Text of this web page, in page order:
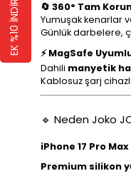
🔄 360° Tam
Yumuşak kenarlar
Günlük darbelere,
⚡ MagSafe
Dahili manyetik
Kablosuz şarj
🔹 Neden Joko
iPhone 17 Pro
Premium silikon